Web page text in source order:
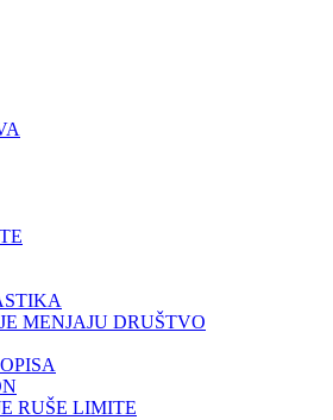
MENJAJU DRUŠTVO
RUŠE LIMITE